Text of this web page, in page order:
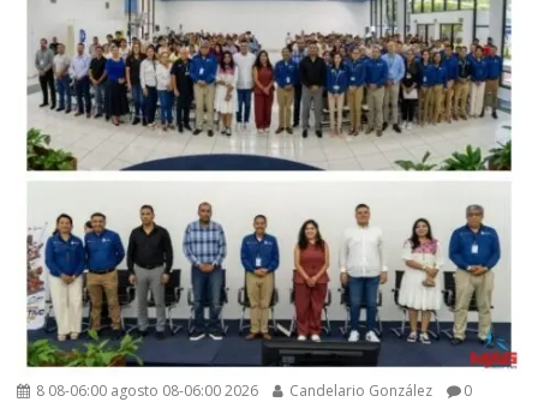
8 08-06:00 agosto 08-06:00 2026 Candelario González 0